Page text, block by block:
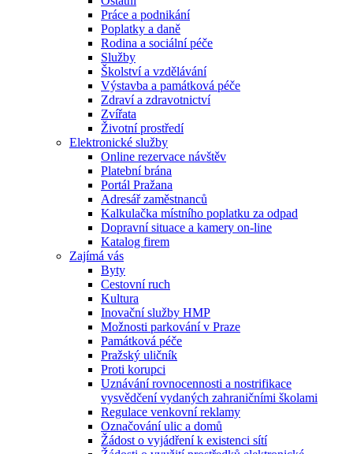
Práce a podnikání
Poplatky a daně
Rodina a sociální péče
Služby
Školství a vzdělávání
Výstavba a památková péče
Zdraví a zdravotnictví
Zvířata
Životní prostředí
Elektronické služby
Online rezervace návštěv
Platební brána
Portál Pražana
Adresář zaměstnanců
Kalkulačka místního poplatku za odpad
Dopravní situace a kamery on-line
Katalog firem
Zajímá vás
Byty
Cestovní ruch
Kultura
Inovační služby HMP
Možnosti parkování v Praze
Památková péče
Pražský uličník
Proti korupci
Uznávání rovnocennosti a nostrifikace
vysvědčení vydaných zahraničními školami
Regulace venkovní reklamy
Označování ulic a domů
Žádost o vyjádření k existenci sítí